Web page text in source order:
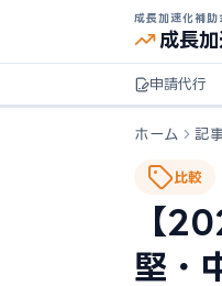
成長加速化補助
成長
申請代行
ホーム 記
比較
【
堅・